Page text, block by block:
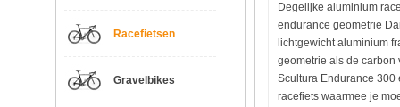
Racefietsen
Gravelbikes
Degelijke aluminium
endurance geometrie
lichtgewicht aluminium
geometrie als de carbon
Scultura Endurance 300
racefiets waarmee je